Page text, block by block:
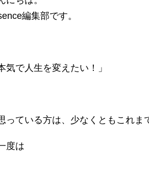
編集部です。
気で人生を変えたい！」
っている方は、少なくともこれま
度は